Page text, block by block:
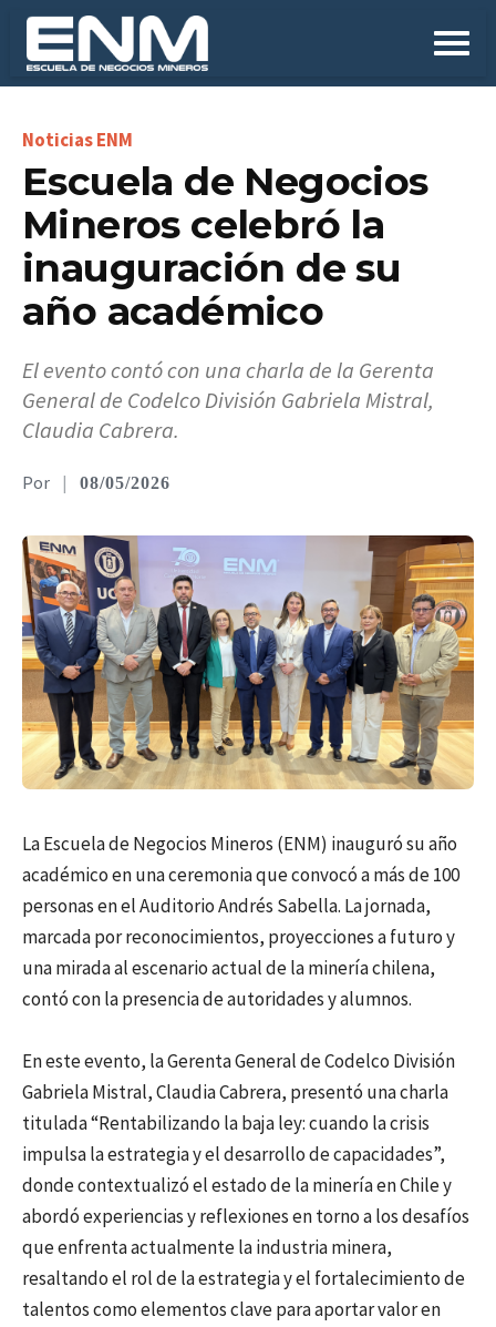
Escuela de Negocios
Mineros celebró la
inauguración de su
año académico
| 08/05/2026
El evento contó con una charla de la Gerenta
General de Codelco División Gabriela Mistral,
Claudia Cabrera.
La Escuela de Negocios Mineros (ENM) inauguró su año
académico en una ceremonia que convocó a más de 100
personas en el Auditorio Andrés Sabella. La jornada,
marcada por reconocimientos, proyecciones a futuro y
una mirada al escenario actual de la minería chilena,
contó con la presencia de autoridades y alumnos.
En este evento, la Gerenta General de Codelco División
Gabriela Mistral, Claudia Cabrera, presentó una charla
titulada “Rentabilizando la baja ley: cuando la crisis
impulsa la estrategia y el desarrollo de capacidades”,
donde contextualizó el estado de la minería en Chile y
abordó experiencias y reflexiones en torno a los desafíos
que enfrenta actualmente la industria minera,
resaltando el rol de la estrategia y el fortalecimiento de
talentos como elementos clave para aportar valor en